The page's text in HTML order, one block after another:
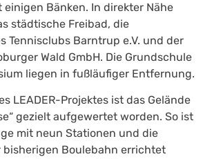
Bänken. In direkter Nähe
städtische Freibad, die
Tennisclubs Barntrup e.V. und der
Wald GmbH. Die Grundschule
liegen in fußläufiger Entfernung.
LEADER-Projektes ist das Gelände
gezielt aufgewertet worden. So ist
mit neun Stationen und die
bisherigen Boulebahn errichtet